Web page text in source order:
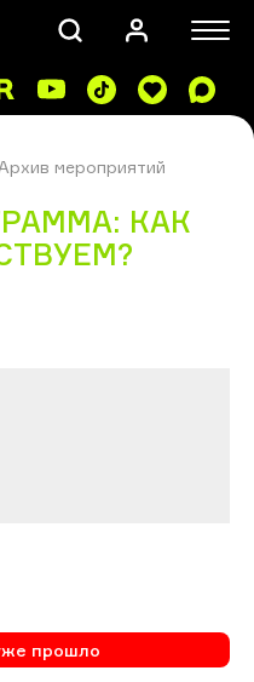
мероприятий
КАК
прошло